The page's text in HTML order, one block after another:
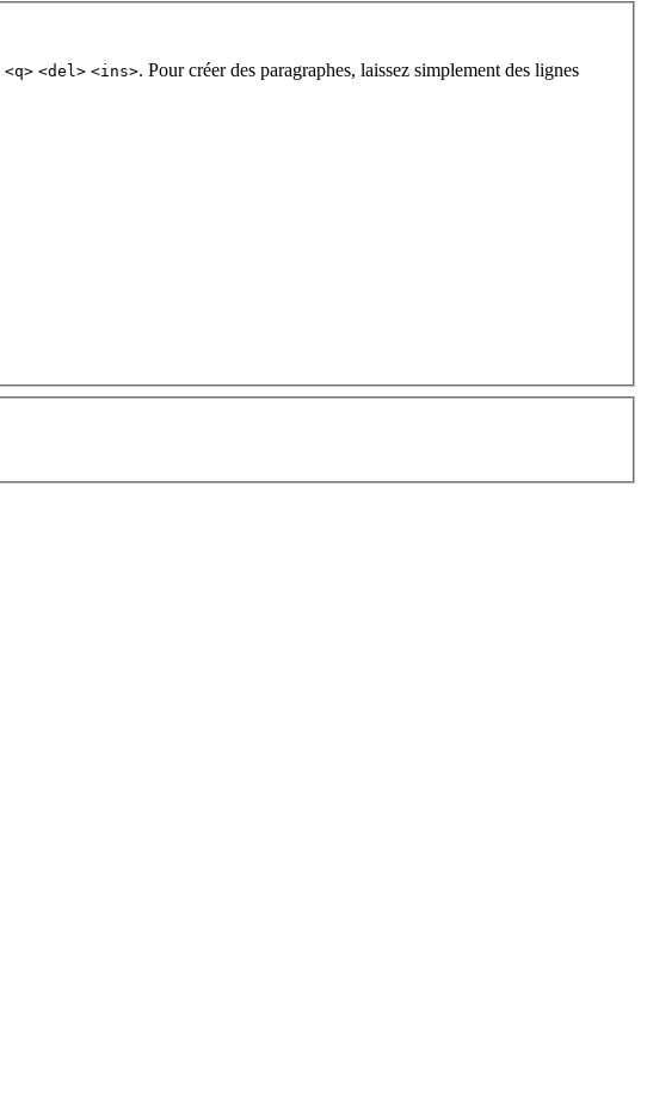
<q> <del> <ins>. Pour créer des paragraphes, laissez simplement des lignes